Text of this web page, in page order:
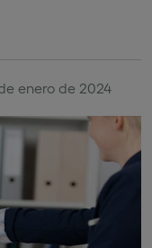
enero de 2024